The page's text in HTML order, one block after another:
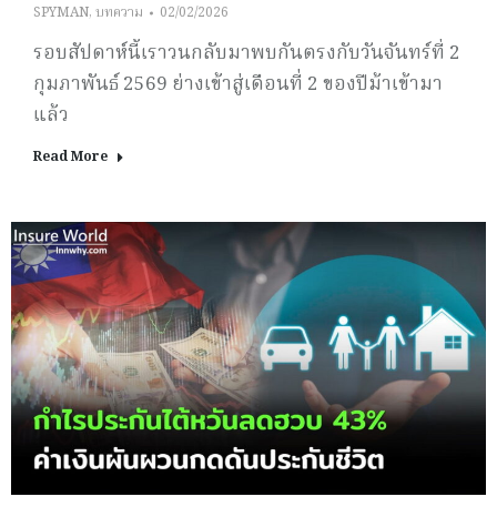
SPYMAN, บทความ 02/02/2026
รอบสัปดาห์นี้เราวนกลับมาพบกันตรงกับวันจันทร์ที่ 2
กุมภาพันธ์ 2569 ย่างเข้าสู่เดือนที่ 2 ของปีม้าเข้ามา
แล้ว
Read More